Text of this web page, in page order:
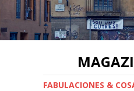
FABULACIONES &